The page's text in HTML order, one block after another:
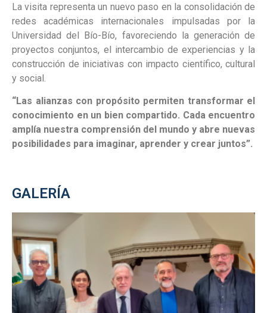
La visita representa un nuevo paso en la consolidación de
redes académicas internacionales impulsadas por la
Universidad del Bío-Bío, favoreciendo la generación de
proyectos conjuntos, el intercambio de experiencias y la
construcción de iniciativas con impacto científico, cultural
y social.
“Las alianzas con propósito permiten transformar el
conocimiento en un bien compartido. Cada encuentro
amplía nuestra comprensión del mundo y abre nuevas
posibilidades para imaginar, aprender y crear juntos”.
GALERÍA